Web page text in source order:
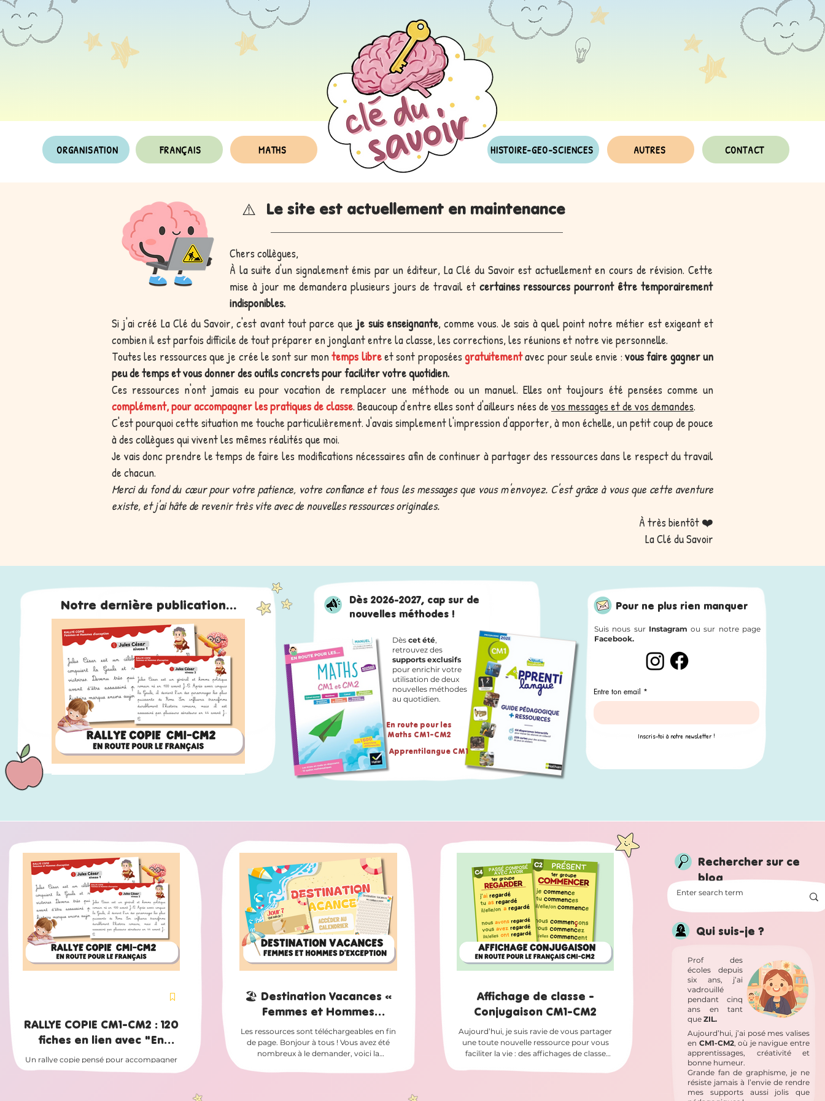
ORGANISATION FRANÇAIS MATHS HISTOIRE-GEO-SCIENCES AUTRES CONTACT
Le site est actuellement en maintenance
⚠️
Chers collègues,
À la suite d'un signalement émis par un éditeur, La Clé du Savoir est actuellement en cours de révision. Cette
mise à jour me demandera plusieurs jours de travail et certaines ressources pourront être temporairement
indisponibles.
Si j'ai créé La Clé du Savoir, c'est avant tout parce que je suis enseignante, comme vous. Je sais à quel point notre métier est exigeant et
combien il est parfois difficile de tout préparer en jonglant entre la classe, les corrections, les réunions et notre vie personnelle.
Toutes les ressources que je crée le sont sur montemps libreet sont proposéesgratuitementavec pour seule envie :vous faire gagner un
peu de temps et vous donner des outils concrets pour faciliter votre quotidien.
Ces ressources n'ont jamais eu pour vocation de remplacer une méthode ou un manuel. Elles ont toujours été pensées comme un
complément, pour accompagner les pratiques de classe. Beaucoup d'entre elles sont d'ailleurs nées devos messages et de vos demandes.
C'est pourquoi cette situation me touche particulièrement. J'avais simplement l'impression d'apporter, à mon échelle, un petit coup de pouce
à des collègues qui vivent les mêmes réalités que moi.
Je vais donc prendre le temps de faire les modifications nécessaires afin de continuer à partager des ressources dans le respect du travail
de chacun.
Merci du fond du cœur pour votre patience, votre confiance et tous les messages que vous m'envoyez. C'est grâce à vous que cette aventure
existe, et j'ai hâte de revenir très vite avec de nouvelles ressources originales.
À très bientôt ❤️
La Clé du Savoir
Pour ne plus rien manquer
Entre ton email *
Inscris-toi à notre newsletter !
Suis nous sur Instagram ou sur notre page
Facebook.
Notre dernière publication...
Dès 2026-2027, cap sur de
nouvelles méthodes !
Dès cet été,
retrouvez des
supports exclusifs
pour enrichir votre
utilisation de deux
nouvelles méthodes
au quotidien.
En route pour les
Maths CM1-CM2
Apprentilangue CM1
Rechercher sur ce
blog
Qui suis-je ?
Prof des
écoles depuis
six ans, j’ai
vadrouillé
pendant cinq
ans en tant
que ZIL.
Aujourd’hui, j’ai posé mes valises
en CM1-CM2, où je navigue entre
apprentissages, créativité et
bonne humeur.
Grande fan de graphisme, je ne
résiste jamais à l’envie de rendre
mes supports aussi jolis que
RALLYE COPIE CM1-CM2 : 120
fiches en lien avec "En
route pour le français"
Un rallye copie pensé pour accompagner
En route pour le français Vous utilisez la
🏖️ Destination Vacances «
Femmes et Hommes
d’exception » CM1-CM2 - En
route pour le français
Les ressources sont téléchargeables en fin
de page. Bonjour à tous ! Vous avez été
nombreux à le demander, voici la
personnages "Femmes et Hommes
Affichage de classe -
Conjugaison CM1-CM2
Aujourd’hui, je suis ravie de vous partager
une toute nouvelle ressource pour vous
faciliter la vie : des affichages de classe
conjugaison ! 📚 Des affichages